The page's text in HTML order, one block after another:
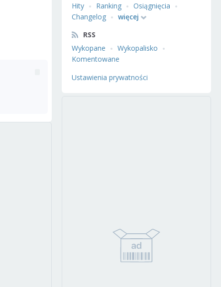
Hity
Ranking
Osiągnięcia
Changelog
więcej
RSS
Wykopane
Wykopalisko
Komentowane
Ustawienia prywatności